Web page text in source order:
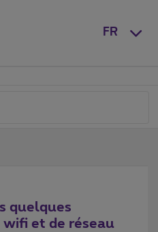
FR
quelques
wifi et de réseau